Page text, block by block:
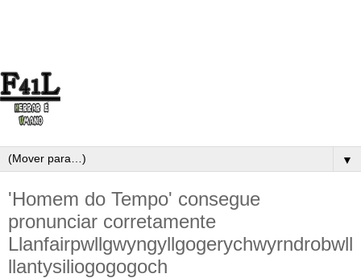
▼
'Homem do Tempo' consegue
pronunciar corretamente
Llanfairpwllgwyngyllgogerychwyrndrobwll
llantysiliogogogoch